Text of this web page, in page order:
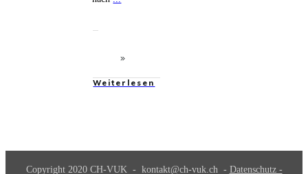
Weiterlesen
Copyright 2020 CH-VUK- kontakt@ch-vuk.ch- Datenschutz -